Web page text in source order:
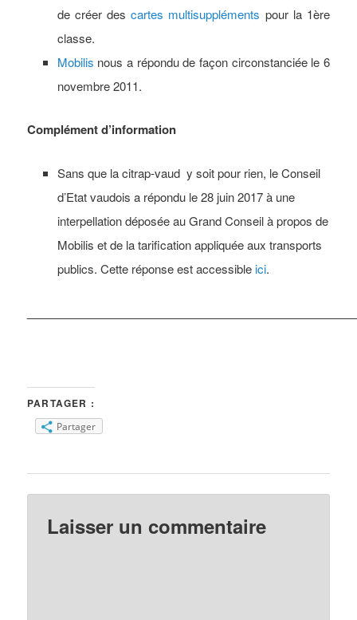
de créer descartes multisuppléments pour la 1ère
classe.
Mobilis nous a répondu de façon circonstanciée le 6
novembre 2011.
Complément d’information
Sans que la citrap-vaud y soit pour rien, le Conseil
d’Etat vaudois a répondu le 28 juin 2017 à une
interpellation déposée au Grand Conseil à propos de
Mobilis et de la tarification appliquée aux transports
publics. Cette réponse est accessibleici.
PARTAGER :
Partager
Laisser un commentaire